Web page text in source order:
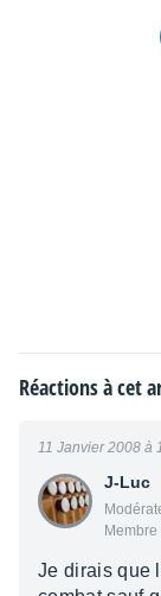
Réactions à cet
J-Luc
11 Janvier 2008 à
Je dirais que